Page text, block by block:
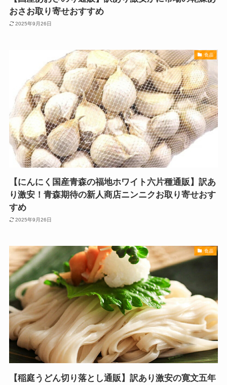
おさお取り寄せおすすめ
2025年9月26日
食品
【にんにく国産青森の福地ホワイト六片種通販】訳あ
り激安！青森期待の新人商店ニンニクお取り寄せおす
すめ
2025年9月26日
食品
【稲庭うどん切り落とし通販】訳あり激安の寛文五年